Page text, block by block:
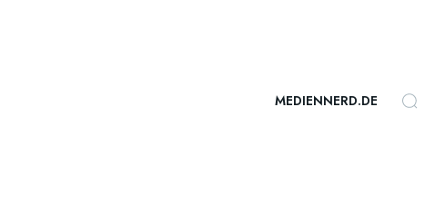
MEDIENNERD.DE